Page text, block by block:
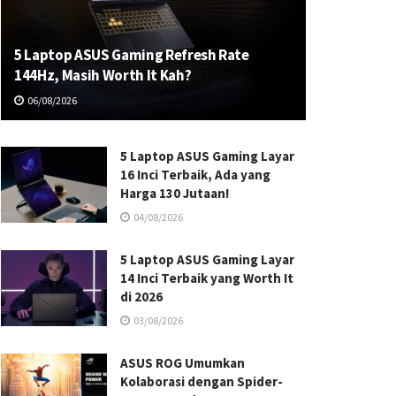
5 Laptop ASUS Gaming Refresh Rate
144Hz, Masih Worth It Kah?
06/08/2026
5 Laptop ASUS Gaming Layar
16 Inci Terbaik, Ada yang
Harga 130 Jutaan!
04/08/2026
5 Laptop ASUS Gaming Layar
14 Inci Terbaik yang Worth It
di 2026
03/08/2026
ASUS ROG Umumkan
Kolaborasi dengan Spider-